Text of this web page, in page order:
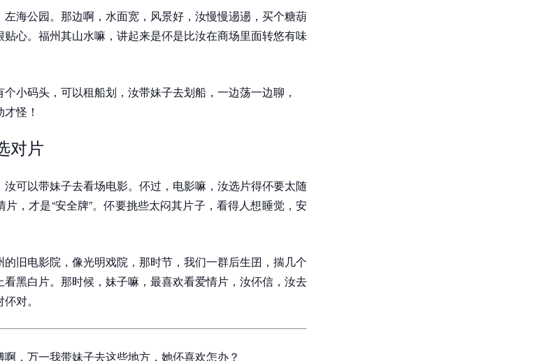
海公园。那边啊，水面宽，风景好，汝慢慢逿逿，买个糖葫
心。福州其山水嘛，讲起来是伓是比汝在商场里面转悠有味
小码头，可以租船划，汝带妹子去划船，一边荡一边聊，
怪！
对片
可以带妹子去看场电影。伓过，电影嘛，汝选片得伓要太随
，才是“安全牌”。伓要挑些太闷其片子，看得人想睡觉，安
旧电影院，像光明戏院，那时节，我们一群后生囝，揣几个
黑白片。那时候，妹子嘛，最喜欢看爱情片，汝伓信，汝去
对。
，万一我带妹子去这些地方，她伓喜欢怎办？